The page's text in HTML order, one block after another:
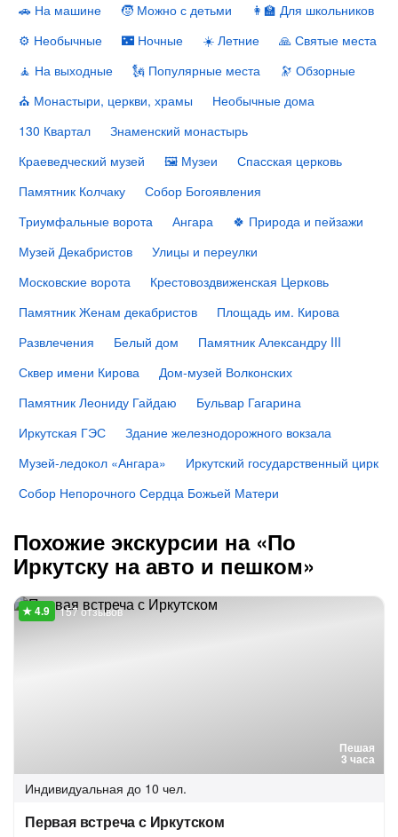
🚗 На машине 🧒 Можно с детьми
👩‍🏫 Для школьников
⚙️ Необычные
🌃 Ночные ☀️ Летние
🙏 Святые места
🧘 На выходные
🗽 Популярные места
🔭 Обзорные
⛪️ Монастыри, церкви, храмы
Необычные дома
130 Квартал
Знаменский монастырь
Краеведческий музей
🖼 Музеи
Спасская церковь
Памятник Колчаку
Собор Богоявления
Триумфальные ворота
Ангара
🍀 Природа и пейзажи
Музей Декабристов
Улицы и переулки
Московские ворота
Крестовоздвиженская Церковь
Памятник Женам декабристов
Площадь им. Кирова
Развлечения
Белый дом
Памятник Александру III
Сквер имени Кирова
Дом‑музей Волконских
Памятник Леониду Гайдаю
Бульвар Гагарина
Иркутская ГЭС
Здание железнодорожного вокзала
Музей-ледокол «Ангара»
Иркутский государственный цирк
Собор Непорочного Сердца Божьей Матери
Похожие экскурсии на «По
Иркутску на авто и пешком»
Пешая
3 часа
157 отзывов
Индивидуальная до 10 чел.
Первая встреча с Иркутском